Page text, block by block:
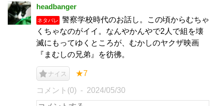
headbanger
ネタバレ
警察学校時代のお話し。この頃からむちゃ
くちゃなのがイイ。なんやかんやで2人で組を壊
滅にもってゆくところが、むかしのヤクザ映画
『まむしの兄弟』を彷彿。
ナイス ★7
コメント(0) 2024/05/30